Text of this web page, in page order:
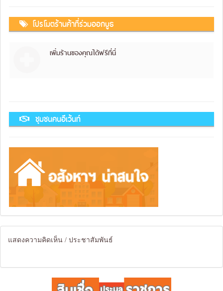
โปรโมตร้านค้าที่ร่วมออกบูธ
เพิ่มร้านของคุณได้ฟรีที่นี่
ชุมชนคนอีเว้นท์
แสดงความคิดเห็น / ประชาสัมพันธ์